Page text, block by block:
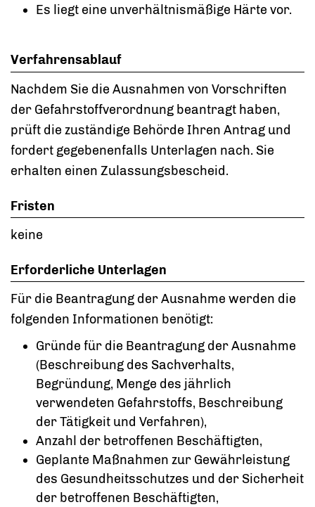
Es liegt eine unverhältnismäßige Härte vor.
Verfahrensablauf
Nachdem Sie die Ausnahmen von Vorschriften
der Gefahrstoffverordnung beantragt haben,
prüft die zuständige Behörde Ihren Antrag und
fordert gegebenenfalls Unterlagen nach. Sie
erhalten einen Zulassungsbescheid.
Fristen
keine
Erforderliche Unterlagen
Für die Beantragung der Ausnahme werden die
folgenden Informationen benötigt:
Gründe für die Beantragung der Ausnahme
(Beschreibung des Sachverhalts,
Begründung, Menge des jährlich
verwendeten Gefahrstoffs, Beschreibung
der Tätigkeit und Verfahren),
Anzahl der betroffenen Beschäftigten,
Geplante Maßnahmen zur Gewährleistung
des Gesundheitsschutzes und der Sicherheit
der betroffenen Beschäftigten,